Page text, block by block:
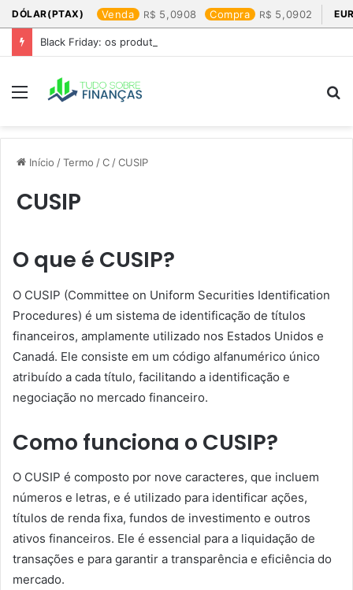
DÓLAR(PTAX) Venda 5,0908 Compra 5,0902
Black Friday: os produtos que mais valem a pena
Menu
Início /Termo /C /CUSIP
CUSIP
O que é CUSIP?
O CUSIP (Committee on Uniform Securities Identification
Procedures) é um sistema de identificação de títulos
financeiros, amplamente utilizado nos Estados Unidos e
Canadá. Ele consiste em um código alfanumérico único
atribuído a cada título, facilitando a identificação e
negociação no mercado financeiro.
Como funciona o CUSIP?
O CUSIP é composto por nove caracteres, que incluem
números e letras, e é utilizado para identificar ações,
títulos de renda fixa, fundos de investimento e outros
ativos financeiros. Ele é essencial para a liquidação de
transações e para garantir a transparência e eficiência do
mercado.